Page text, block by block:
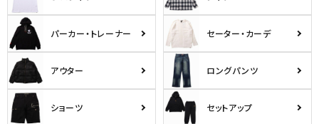
パーカー・トレーナー セーター・カーデ
アウター ロングパンツ
ショーツ セットアップ